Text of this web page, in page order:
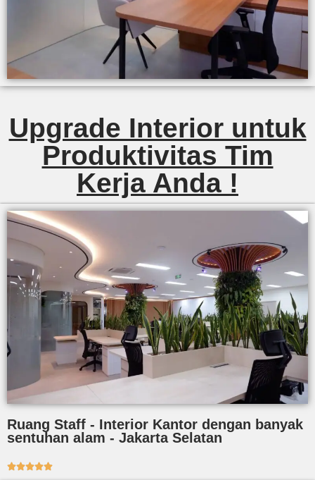
Upgrade Interior untuk
Produktivitas Tim
Kerja Anda !
Ruang Staff - Interior Kantor dengan banyak
sentuhan alam - Jakarta Selatan
